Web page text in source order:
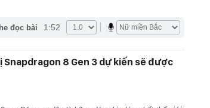
đọc bài 1:52
8 Gen 3 dự kiến sẽ được